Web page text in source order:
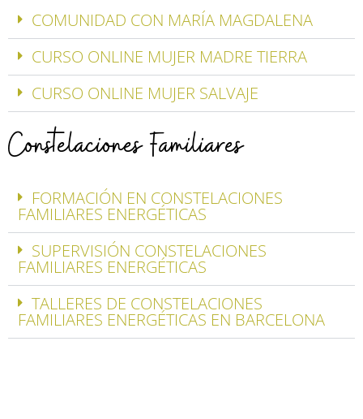
COMUNIDAD CON MARÍA MAGDALENA
CURSO ONLINE MUJER MADRE TIERRA
CURSO ONLINE MUJER SALVAJE
Constelaciones Familiares
FORMACIÓN EN CONSTELACIONES
FAMILIARES ENERGÉTICAS
SUPERVISIÓN CONSTELACIONES
FAMILIARES ENERGÉTICAS
TALLERES DE CONSTELACIONES
FAMILIARES ENERGÉTICAS EN BARCELONA